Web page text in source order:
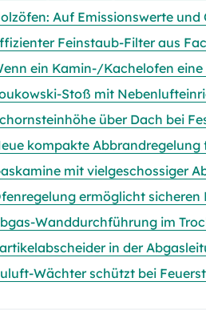
Auf Emissionswerte
Feinstaub-Filter aus
ein Kamin-/Kachelofen
Stoß mit
über Dach bei
kompakte
mit vielgeschossiger
ermöglicht
Wanddurchführung im
in der
Wächter schützt bei